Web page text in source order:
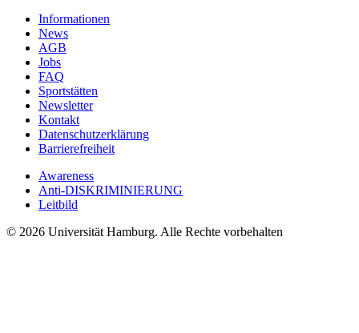
Informationen
News
AGB
Jobs
FAQ
Sportstätten
Newsletter
Kontakt
Datenschutzerklärung
Barrierefreiheit
Awareness
Anti-DISKRIMINIERUNG
Leitbild
© 2026 Universität Hamburg. Alle Rechte vorbehalten